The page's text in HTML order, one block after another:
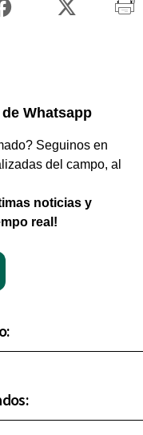
Whatsapp
Seguinos en
del campo, al
noticias y
real!